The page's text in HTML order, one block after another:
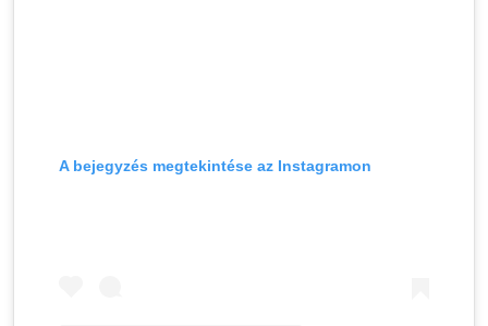
A bejegyzés megtekintése az Instagramon